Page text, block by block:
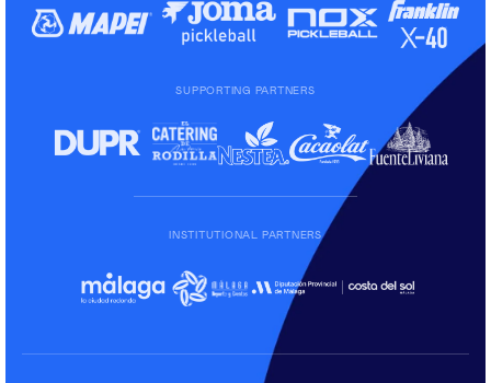
SUPPORTING PARTNERS
INSTITUTIONAL PARTNERS